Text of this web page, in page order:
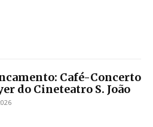
Café-Concerto
do Cineteatro S. João